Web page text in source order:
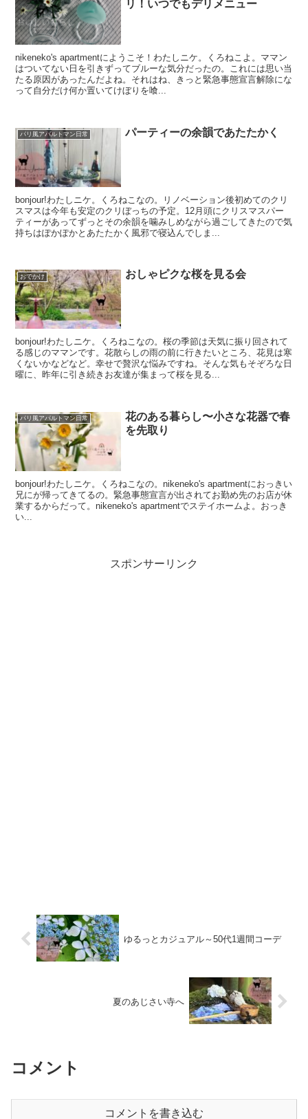
リ！いつでもデリメニュー
nikeneko's apartmentにようこそ！わたしニケ。くろねこよ。ママン
はついてない日を引きずってブルーな気分だったの。これには思い当
たる原因があったんだよね。それはね、きっと緊急事態宣言解除にな
って自分だけ何か置いてけぼりを喰...
パリ風アパルトマン日常 パーティーの余韻であたたかく
bonjour!わたしニケ。くろねこなの。リノベーション後初めてのクリ
スマスは今年も安定のクリぼっちの予定。12月頭にクリスマスパー
ティーがあってずっとその余韻を噛みしめながら過ごしてきたので気
持ちはぽかぽかとあたたかく風邪で寝込んでしま...
おでかけ おしゃピクな桜を見る会
bonjour!わたしニケ。くろねこなの。桜の季節は天気に振り回されて
る感じのママンです。花散らしの雨の前に行きたいところ、花見は寒
くないかなどなど。幸せで贅沢な悩みですね。そんな気もそぞろな日
曜に、昨年に引き続きお友達が集まって桜を見る...
パリ風アパルトマン日常
花のある暮らし〜小さな花器で春
を先取り
bonjour!わたしニケ。くろねこなの。nikeneko's apartmentにおっきい
兄にが帰ってきてるの。緊急事態宣言が出されてお勤め先のお店が休
業するからだって。nikeneko's apartmentでステイホームよ。おっき
い...
スポンサーリンク
ゆるっとカジュアル～50代1週間コーデ
夏のあじさい寺へ
コメント
コメントを書き込む